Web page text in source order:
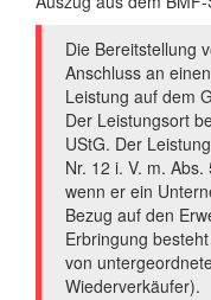
Die Bereitstellung
Anschluss an
Leistung auf dem
Der Leistungsort
UStG. Der
Nr. 12 i. V. m.
wenn er ein
Bezug auf den
Erbringung
von
Wiederverkäufer).